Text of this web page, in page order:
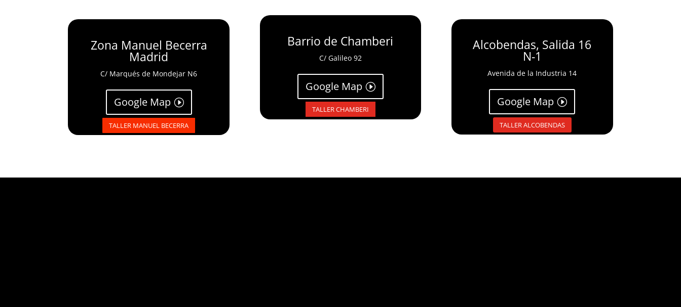
Zona Manuel Becerra
Madrid
C/ Marqués de Mondejar N6
Google Map
TALLER MANUEL BECERRA
Barrio de Chamberi
C/ Galileo 92
Google Map
TALLER CHAMBERI
Alcobendas, Salida 16
N-1
Avenida de la Industria 14
Google Map
TALLER ALCOBENDAS